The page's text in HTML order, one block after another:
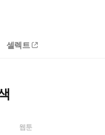
셀렉트
웹툰